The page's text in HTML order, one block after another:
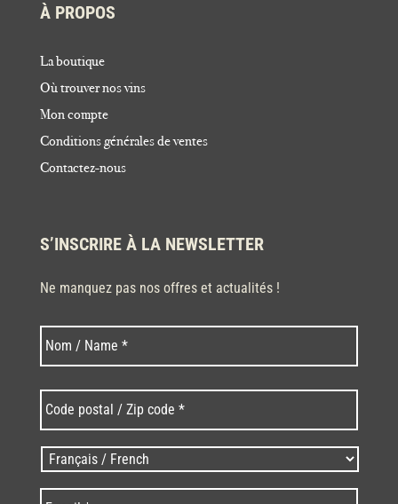
À PROPOS
La boutique
Où trouver nos vins
Mon compte
Conditions générales de ventes
Contactez-nous
S’INSCRIRE À LA NEWSLETTER
Ne manquez pas nos offres et actualités !
Nom * Nom
postal
/
Zip
code
* *
Langues
/
Language *